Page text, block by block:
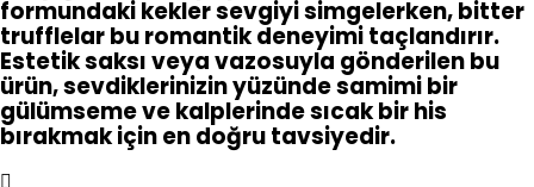
formundaki kekler sevgiyi simgelerken, bitter
trufflelar bu romantik deneyimi taçlandırır.
Estetik saksı veya vazosuyla gönderilen bu
ürün, sevdiklerinizin yüzünde samimi bir
gülümseme ve kalplerinde sıcak bir his
bırakmak için en doğru tavsiyedir.